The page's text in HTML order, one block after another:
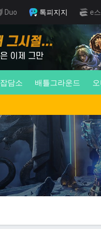
Duo 톡피지지 e
잡담소 배틀그라운드